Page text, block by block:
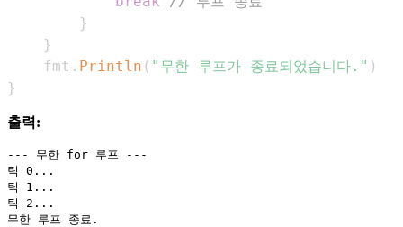
}
}
    fmt
. Println ( "무한 루프가 종료되었습니다." )
}
출력:
--- 무한 for 루프 ---
틱 0...
틱 1...
틱 2...
무한 루프 종료.